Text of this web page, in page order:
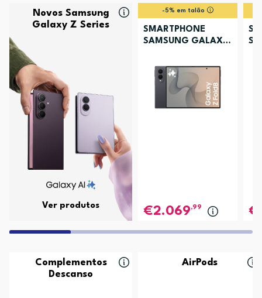
Novos Samsung
Galaxy Z Series
Ver produtos
-5% em talão
SMARTPHONE
SAMSUNG GALAXY
GRAFITE
2.069,99
Complementos
Descanso
AirPods